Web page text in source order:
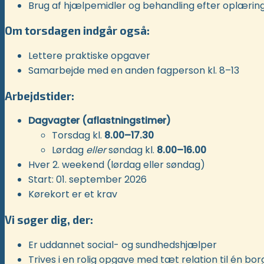
Brug af hjælpemidler og behandling efter
Om torsdagen indgår også:
Lettere praktiske opgaver
Samarbejde med en anden fagperson kl. 8–13
Arbejdstider:
Dagvagter (aflastningstimer)
Torsdag kl. 8.00–17.30
Lørdag ellersøndag kl. 8.00–16.00
Hver 2. weekend (lørdag eller søndag)
Start: 01. september 2026
Kørekort er et krav
Vi søger dig, der:
Er uddannet social- og sundhedshjælper
Trives i en rolig opgave med tæt relation til én